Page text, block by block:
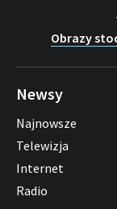
Obrazy
Newsy
Najnowsze
Telewizja
Internet
Radio